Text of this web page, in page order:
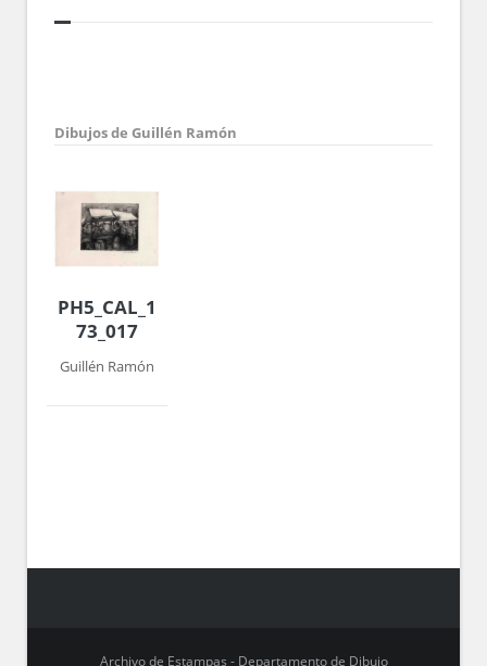
Dibujos de Guillén Ramón
PH5_CAL_1972-
73_017
Guillén Ramón
Archivo de Estampas - Departamento de Dibujo